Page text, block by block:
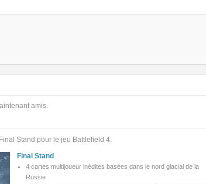
amis.
Stand pour le jeu Battlefield 4.
Final Stand
4 cartes multijoueur inédites basées dans le nord glacial de la
Russie